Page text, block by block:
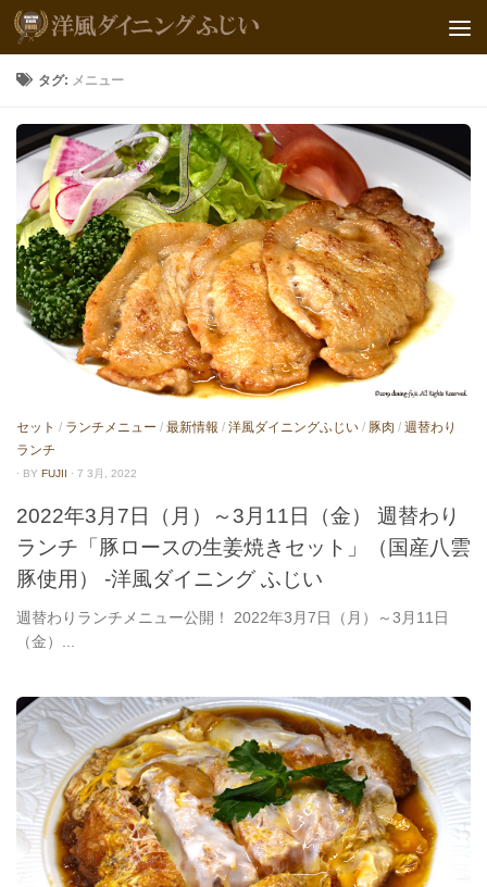
タグ: メニュー
セット / ランチメニュー / 最新情報 / 洋風ダイニングふじい / 豚肉 / 週替わり
ランチ
· BY FUJII · 7 3月, 2022
2022年3月7日（月）～3月11日（金） 週替わり
ランチ「豚ロースの生姜焼きセット」（国産八雲
豚使用） -洋風ダイニング ふじい
週替わりランチメニュー公開！ 2022年3月7日（月）～3月11日
（金）...